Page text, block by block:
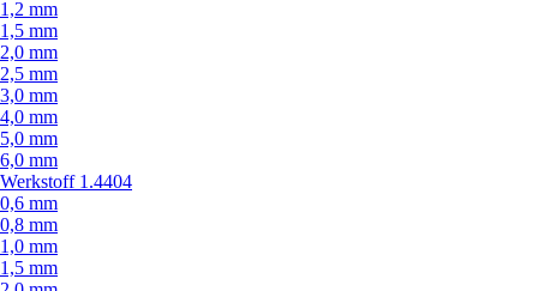
1,2 mm
1,5 mm
2,0 mm
2,5 mm
3,0 mm
4,0 mm
5,0 mm
6,0 mm
Werkstoff 1.4404
0,6 mm
0,8 mm
1,0 mm
1,5 mm